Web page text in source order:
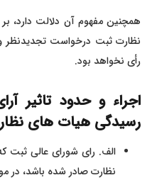
همچنین مفهوم آن دلالت دارد،
نظارت ثبت درخواست
رأی نخواهد بود.
اجراء و حدود تاثیر
رسیدگی هیات های
الف. رای شورای عالی ثبت
نظارت صادر شده باشد، در